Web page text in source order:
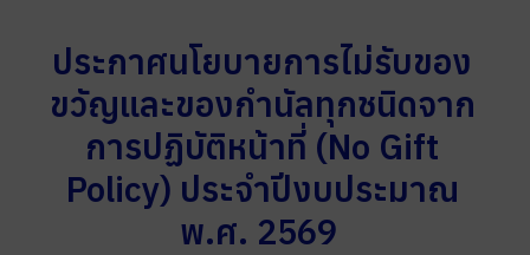
ประกาศนโยบายการไม่รับของ
ขวัญและของกำนัลทุกชนิดจาก
การปฏิบัติหน้าที่ (No Gift
Policy) ประจำปีงบประมาณ
พ.ศ. 2569